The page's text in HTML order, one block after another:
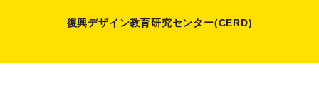
復興デザイン教育研究センター(CERD)